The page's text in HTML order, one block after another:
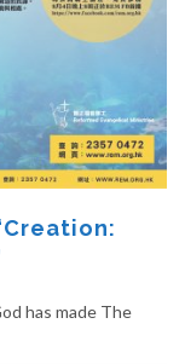
has made The